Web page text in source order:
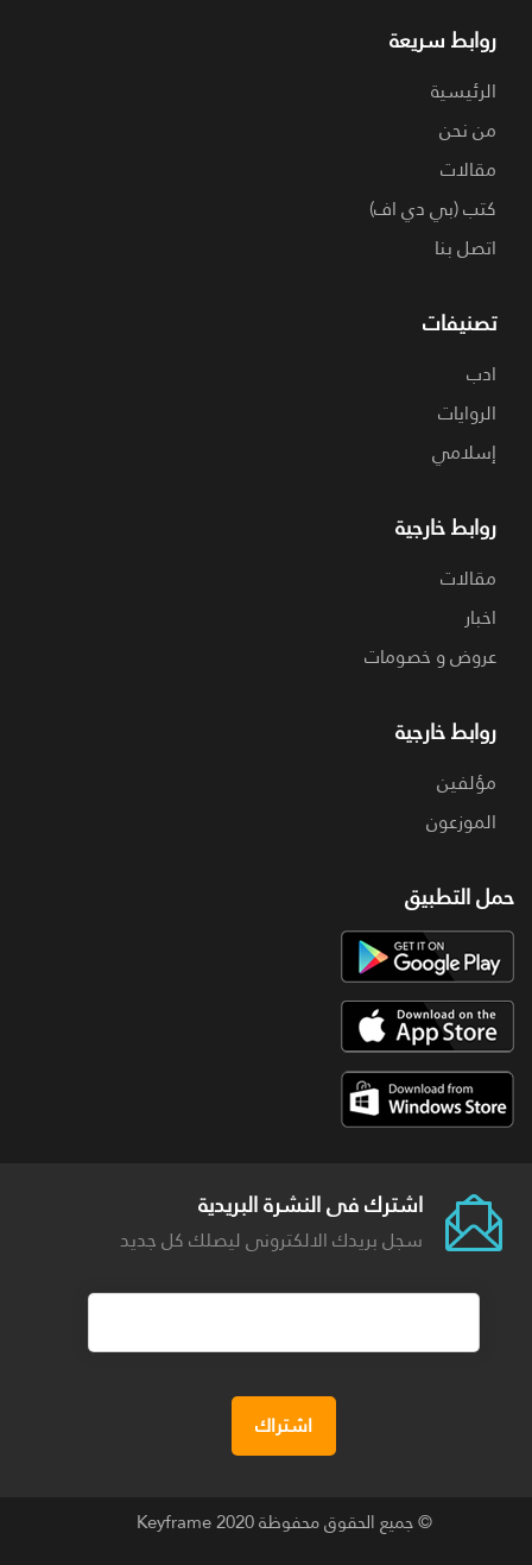
روابط سريعة
الرئيسية
من نحن
مقالات
كتب (بي دي اف)
اتصل بنا
تصنيفات
ادب
الروايات
إسلامي
روابط خارجية
مقالات
اخبار
عروض و خصومات
روابط خارجية
مؤلفين
الموزعون
حمل التطبيق
اشترك فى النشرة البريدية
سجل بريدك الالكترونى ليصلك كل جديد
© جميع الحقوق محفوظة 2020 Keyframe